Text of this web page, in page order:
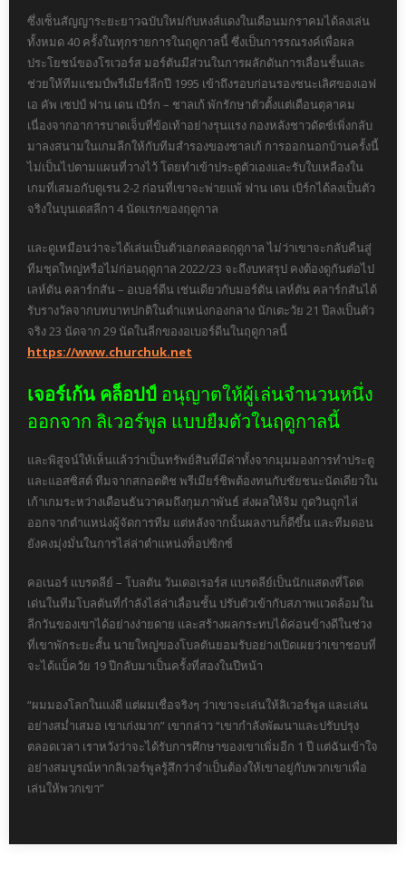
ซึ่งเซ็นสัญญาระยะยาวฉบับใหม่กับหงส์แดงในเดือนมกราคมได้ลงเล่น
ทั้งหมด 40 ครั้งในทุกรายการในฤดูกาลนี้ ซึ่งเป็นการรณรงค์เพื่อผล
ประโยชน์ของโรเวอร์ส มอร์ตันมีส่วนในการผลักดันการเลื่อนชั้นและ
ช่วยให้ทีมแชมป์พรีเมียร์ลีกปี 1995 เข้าถึงรอบก่อนรองชนะเลิศของเอฟ
เอ คัพ เซปป์ ฟาน เดน เบิร์ก – ชาลเก้ พักรักษาตัวตั้งแต่เดือนตุลาคม
เนื่องจากอาการบาดเจ็บที่ข้อเท้าอย่างรุนแรง กองหลังชาวดัตช์เพิ่งกลับ
มาลงสนามในเกมลีกให้กับทีมสำรองของชาลเก้ การออกนอกบ้านครั้งนี้
ไม่เป็นไปตามแผนที่วางไว้ โดยทำเข้าประตูตัวเองและรับใบเหลืองใน
เกมที่เสมอกับดูเรน 2-2 ก่อนที่เขาจะพ่ายแพ้ ฟาน เดน เบิร์กได้ลงเป็นตัว
จริงในบุนเดสลีกา 4 นัดแรกของฤดูกาล
และดูเหมือนว่าจะได้เล่นเป็นตัวเอกตลอดฤดูกาล ไม่ว่าเขาจะกลับคืนสู่
ทีมชุดใหญ่หรือไม่ก่อนฤดูกาล 2022/23 จะถึงบทสรุป คงต้องดูกันต่อไป
เลห์ตัน คลาร์กสัน – อเบอร์ดีน เช่นเดียวกับมอร์ตัน เลห์ตัน คลาร์กสันได้
รับรางวัลจากบทบาทปกติในตำแหน่งกองกลาง นักเตะวัย 21 ปีลงเป็นตัว
จริง 23 นัดจาก 29 นัดในลีกของอเบอร์ดีนในฤดูกาลนี้
https://www.churchuk.net
เจอร์เก้น คล็อปป์ อนุญาตให้ผู้เล่นจำนวนหนึ่ง
ออกจาก ลิเวอร์พูล แบบยืมตัวในฤดูกาลนี้
และพิสูจน์ให้เห็นแล้วว่าเป็นทรัพย์สินที่มีค่าทั้งจากมุมมองการทำประตู
และแอสซิสต์ ทีมจากสกอตติช พรีเมียร์ชิพต้องทนกับชัยชนะนัดเดียวใน
เก้าเกมระหว่างเดือนธันวาคมถึงกุมภาพันธ์ ส่งผลให้จิม กูดวินถูกไล่
ออกจากตำแหน่งผู้จัดการทีม แต่หลังจากนั้นผลงานก็ดีขึ้น และทีมดอน
ยังคงมุ่งมั่นในการไล่ล่าตำแหน่งท็อปซิกซ์
คอเนอร์ แบรดลีย์ – โบลตัน วันเดอเรอร์ส แบรดลีย์เป็นนักแสดงที่โดด
เด่นในทีมโบลตันที่กำลังไล่ล่าเลื่อนชั้น ปรับตัวเข้ากับสภาพแวดล้อมใน
ลีกวันของเขาได้อย่างง่ายดาย และสร้างผลกระทบได้ค่อนข้างดีในช่วง
ที่เขาพักระยะสั้น นายใหญ่ของโบลตันยอมรับอย่างเปิดเผยว่าเขาชอบที่
จะได้แบ็ควัย 19 ปีกลับมาเป็นครั้งที่สองในปีหน้า
“ผมมองโลกในแง่ดี แต่ผมเชื่อจริงๆ ว่าเขาจะเล่นให้ลิเวอร์พูล และเล่น
อย่างสม่ำเสมอ เขาเก่งมาก” เขากล่าว “เขากำลังพัฒนาและปรับปรุง
ตลอดเวลา เราหวังว่าจะได้รับการศึกษาของเขาเพิ่มอีก 1 ปี แต่ฉันเข้าใจ
อย่างสมบูรณ์หากลิเวอร์พูลรู้สึกว่าจำเป็นต้องให้เขาอยู่กับพวกเขาเพื่อ
เล่นให้พวกเขา”